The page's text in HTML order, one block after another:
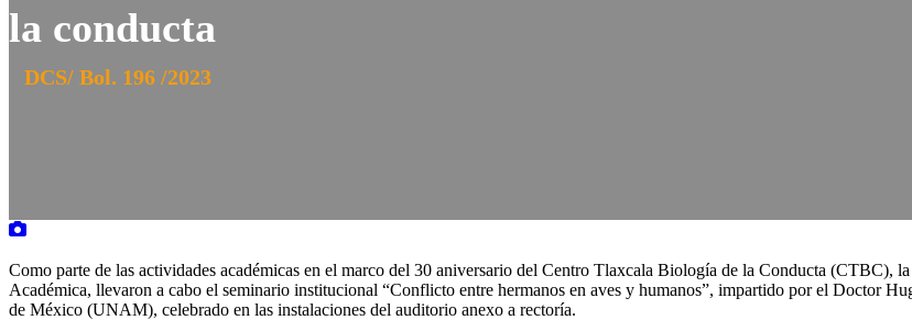
la conducta
DCS/ Bol. 196 /2023
Como parte de las actividades académicas en el marco del 30 aniversario del Centro Tlaxcala Biología de la Conducta
Académica, llevaron a cabo el seminario institucional “Conflicto entre hermanos en aves y humanos”, impartido por el Doctor
de México (UNAM), celebrado en las instalaciones del auditorio anexo a rectoría.